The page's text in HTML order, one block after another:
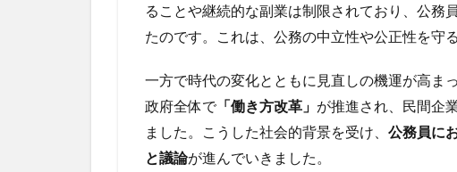
国家
員：
人事
最新
見解
ることや継続的な副業は制限されており、公務
たのです。これは、公務の中立性や公正性を守
一方で時代の変化とともに見直しの機運が高ま
政府全体で「働き方改革」 が推進され、民間企
ました。こうした社会的背景を受け、 公務員に
と議論が進んでいきました。